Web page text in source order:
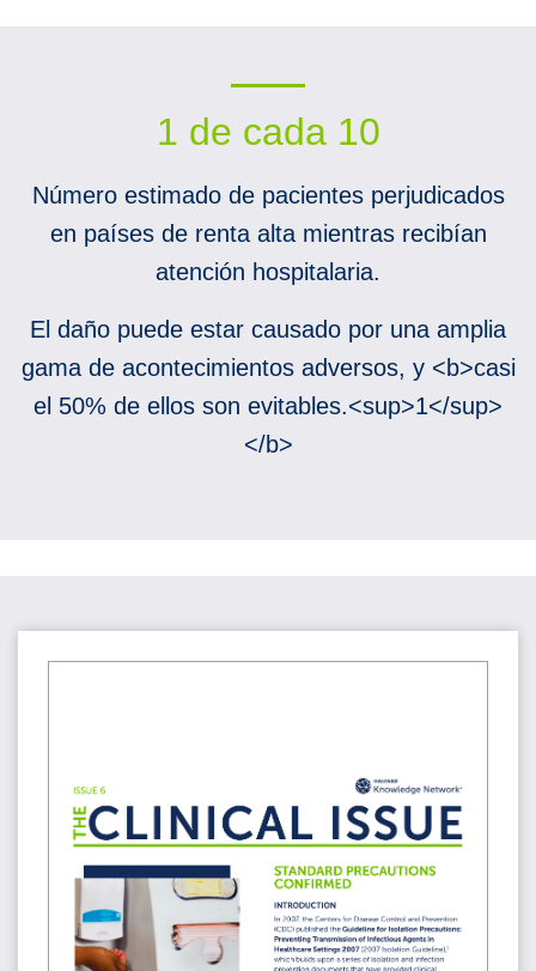
1 de cada 10
Número estimado de pacientes perjudicados
en países de renta alta mientras recibían
atención hospitalaria.
El daño puede estar causado por una amplia
gama de acontecimientos adversos, y <b>casi
el 50% de ellos son evitables.<sup>1</sup>
</b>